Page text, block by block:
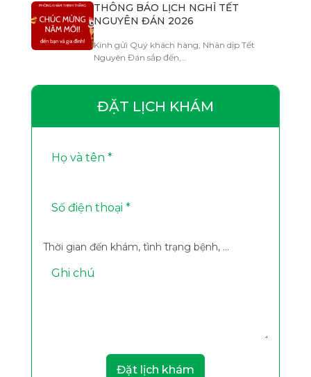
THÔNG BÁO LỊCH NGHỈ TẾT
NGUYÊN ĐÁN 2026
Kính gửi Quý khách hàng, Nhân dịp Tết
Nguyên Đán sắp đến,…
ĐẶT LỊCH KHÁM
Thời gian đến khám, tình trạng bệnh, ...
Đặt lịch khám